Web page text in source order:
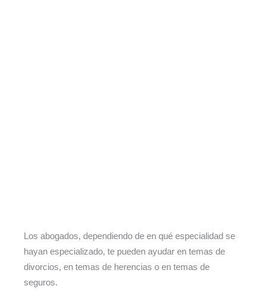
Los abogados, dependiendo de en qué especialidad se
hayan especializado, te pueden ayudar en temas de
divorcios, en temas de herencias o en temas de
seguros.